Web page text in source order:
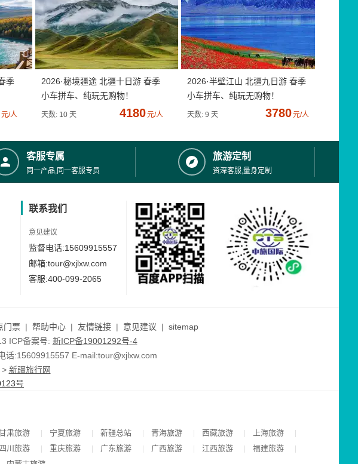
季
元/人
2026·秘境疆途 北疆十日游 春季
小车拼车、纯玩无购物！
天数: 10 天 4180元/人
2026·半壁江山 北疆九日游 春季
小车拼车、纯玩无购物！
天数: 9 天 3780元/人
客服专属
同一产品,同一客服专员
旅游定制
资深客服,量身定制
联系我们
意见建议
监督电话:15609915557
邮箱:tour@xjlxw.com
客服:400-099-2065
门票 | 帮助中心 | 友情链接 | 意见建议 | sitemap
ICP备案号: 新ICP备19001292号-4
话:15609915557 E-mail:tour@xjlxw.com
> 新疆旅行网
号
肃旅游 | 宁夏旅游 | 新疆总站 | 青海旅游 | 西藏旅游 | 上海旅游 |
四川旅游 | 重庆旅游 | 广东旅游 | 广西旅游 | 江西旅游 | 福建旅游 |